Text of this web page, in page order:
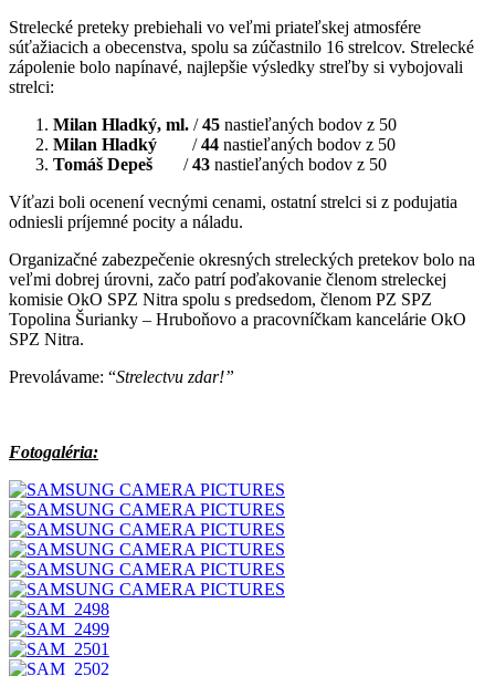
Strelecké preteky prebiehali vo veľmi priateľskej atmosfére
súťažiacich a obecenstva, spolu sa zúčastnilo 16 strelcov. Strelecké
zápolenie bolo napínavé, najlepšie výsledky streľby si vybojovali
strelci:
Milan Hladký, ml. /45 nastieľaných bodov z 50
Milan Hladký /44 nastieľaných bodov z 50
Tomáš Depeš /43 nastieľaných bodov z 50
Víťazi boli ocenení vecnými cenami, ostatní strelci si z podujatia
odniesli príjemné pocity a náladu.
Organizačné zabezpečenie okresných streleckých pretekov bolo na
veľmi dobrej úrovni, začo patrí poďakovanie členom streleckej
komisie OkO SPZ Nitra spolu s predsedom, členom PZ SPZ
Topolina Šurianky – Hruboňovo a pracovníčkam kancelárie OkO
SPZ Nitra.
Prevolávame: “Strelectvu zdar!”
Fotogaléria: